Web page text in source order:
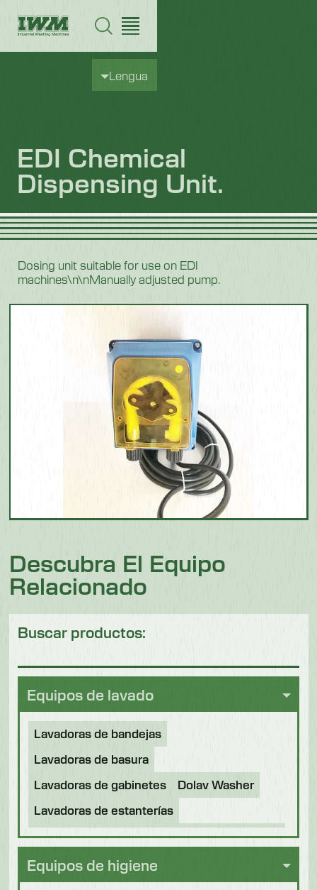
Lengua
EDI Chemical
Dispensing Unit.
Dosing unit suitable for use on EDI
machines\n\nManually adjusted pump.
Descubra El Equipo
Relacionado
Buscar productos:
Equipos de lavado
Lavadoras de bandejas
Lavadoras de basura
Lavadoras de gabinetes
Dolav Washer
Lavadoras de estanterías
Túneles desinfectantes
Otras aplicaciones
Máquinas reacondicionadas
Equipos de higiene